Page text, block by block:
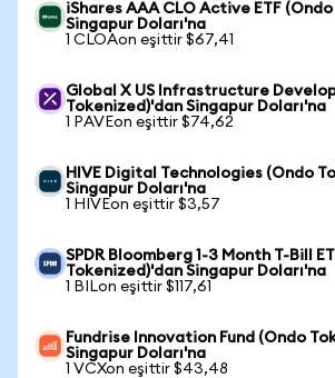
iShares AAA CLO Active ETF
Singapur Doları'na
1 CLOAon eşittir $67,41
Global X US Infrastructure
Tokenized)'dan Singapur Doları'na
1 PAVEon eşittir $74,62
HIVE Digital Technologies (Ondo
Singapur Doları'na
1 HIVEon eşittir $3,57
SPDR Bloomberg 1-3 Month T-Bill
Tokenized)'dan Singapur Doları'na
1 BILon eşittir $117,61
Fundrise Innovation Fund (Ondo
Singapur Doları'na
1 VCXon eşittir $43,48